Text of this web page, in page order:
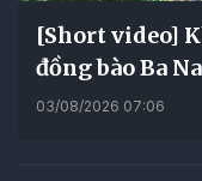
[Short video]
đồng bào Ba Na
03/08/2026 07:06